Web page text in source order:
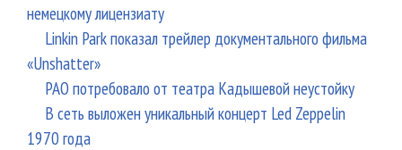
немецкому лицензиату
Linkin Park показал трейлер документального фильма
«Unshatter»
РАО потребовало от театра Кадышевой неустойку
В сеть выложен уникальный концерт Led Zeppelin
1970 года